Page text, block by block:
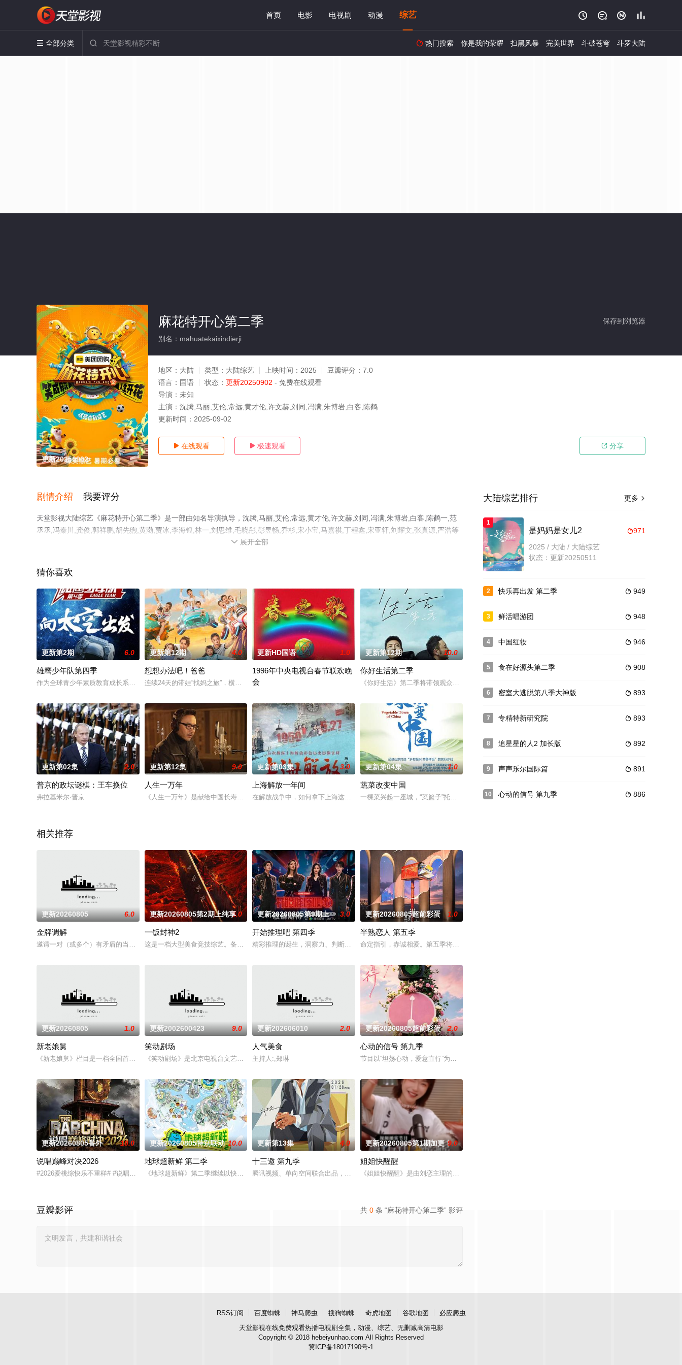
首页 电影 电视剧 动漫 综艺    
 全部分类   热门搜索 你是我的荣耀 扫黑风暴 完美世界 斗破苍穹 斗罗大陆
更新20250902
保存到浏览器
麻花特开心第二季
别名：mahuatekaixindierji
地区： 大陆 类型： 大陆综艺 上映时间： 2025 豆瓣评分： 7.0
语言： 国语 状态： 更新20250902 - 免费在线观看
导演： 未知
主演： 沈腾,马丽,艾伦,常远,黄才伦,许文赫,刘同,冯满,朱博岩,白客,陈鹤
更新时间： 2025-09-02
 在线观看  极速观看  分享
剧情介绍 我要评分
天堂影视大陆综艺《麻花特开心第二季》是一部由知名导演执导，沈腾,马丽,艾伦,常远,黄才伦,许文赫,刘同,冯满,朱博岩,白客,陈鹤一,范
丞丞,冯秦川,龚俊,郭祥鹏,胡先煦,黄渤,贾冰,李海银,林一,刘思维,毛晓彤,彭昱畅,乔杉,宋小宝,马嘉祺,丁程鑫,宋亚轩,刘耀文,张真源,严浩等
演员精彩演绎的大陆综艺，手机免费观看高清未删减完整版综艺节目就上天堂电影网，更多相关信息可移步至豆瓣综艺、电视猫或剧情网
 展开全部
猜你喜欢
更新第2期 6.0
雄鹰少年队第四季
作为全球青少年素质教育成长系列纪录片， 本季讲述了12位青少年离家千里，远赴欧洲探寻航天的奥秘！雄鹰少年们第一次尝试离开父母的身边，第一次独立去面对一个崭新的世界，独自踏上了13天的雄鹰蜕变之旅， 在
更新第12期 4.0
想想办法吧！爸爸
连续24天的带娃“找妈之旅”，横跨六个不同风景不同气候的地区，多种多样的生活体验与家庭磨合，五组家庭互相帮助一同解决难题，在寻找妈妈的路上不独行。
更新HD国语 1.0
1996年中央电视台春节联欢晚
会
1996年中央电视台春节联欢晚会由赵忠祥、倪萍（北京），程前、袁鸣（上海），张晓、周涛（西安）主持。
更新第12期 10.0
你好生活第二季
《你好生活》第二季将带领观众完成一场关于生活的旅行，以年轻活力的青春视角，展现生活之美，探寻生
更新第02集 2.0
普京的政坛谜棋：王车换位
弗拉基米尔·普京
更新第12集 9.0
人生一万年
《人生一万年》是献给中国长寿时代的100次田野调查、100个幸福样本、100种人生可能，节目用生动的语言和温暖的画风平等又仰望地对话百岁长者，关注鲜活个体刻骨铭心的生命
更新第03集 3.0
上海解放一年间
在解放战争中，如何拿下上海这座大城市是对中国共产党人的一道难关和考验。本片聚焦1949年5月到1950年5月的一年间，从政治、经济、社会
更新第04集 1.0
蔬菜改变中国
一棵菜兴起一座城，“菜篮子”托起“小康梦”。山东寿光作为“中国蔬菜之乡”，领风气之先，创造了设施农业
相关推荐
更新20260805 6.0
金牌调解
邀请一对（或多个）有矛盾的当事人进入演播室，主持人和人民调解员现场为当事人排忧解难，通过节目告诉观众面对纠纷的智慧和解决矛盾的艺术，将真实事件和综艺手段完美交融，塑造全新节目模式。节目中将大力体
更新20260805第2期上纯享5.0
一饭封神2
这是一档大型美食竞技综艺。备受观众期待的“封神厨房”再度启幕，从厨艺竞技进化为“点燃城市与大众味蕾的内容超级引擎”，以更大舞台、更强对决、更真人物、更热市场为支点，寻
更新20260805第9期上 3.0
开始推理吧 第四季
精彩推理的诞生，洞察力、判断力等是推理的关键，更少不了开推团的默契配合！接下来开推团还会在推理探险的路上继续向前！在推市的舞台上
更新20260805超前彩蛋 1.0
半熟恋人 第五季
命定指引，赤诚相爱。第五季将讲述十二位素人嘉宾的恋爱故事，他们历经命运选择、心动拉扯与现实抉择
更新20260805 1.0
新老娘舅
《新老娘舅》栏目是一档全国首创的调解类谈话节目，由新娱乐和上海市司法局联合制作。节目以调解百姓纠纷、营造和谐社会 《新老娘舅》栏目培养了一大批在社会上享有知名度，老百姓认可的“老娘
更新2002600423 9.0
笑动剧场
《笑动剧场》是北京电视台文艺节目中心唯一一档日播的“语言类”栏目。“强力推出”第一时段，独创“幽默评书”打造北京风格，“坚守稳固”第二时段，坚持有“亲和力”的专业化道路，“独具
更新202606010 2.0
人气美食
主持人:,郑琳
更新20260805超前彩蛋 2.0
心动的信号 第九季
节目以“坦荡心动，爱意直行”为核心主题，聚焦真诚直白的新式恋爱，告别无效拉扯，走进心动小屋，见证单
更新20260805番外 10.0
说唱巅峰对决2026
#2026爱桃综快乐不重样# #说唱十周年巅峰对决#全新升级归来，这次不止比技术，更要玩灵魂共振！最顶的舞台+最真的故事，让每个beat都成为年轻态度的发生器。十年巅峰，全新篇章，等你来见证！
更新20260805特别联动 10.0
地球超新鲜 第二季
《地球超新鲜》第二季继续以快乐解压为核心基调，开启“地球团”的快乐旅程。节目路线将继续延着地球的脉络，探索更全面的世界文化旅行和体验。节目以旅行+奇趣体验+游戏任务
更新第13集 4.0
十三邀 第九季
腾讯视频、单向空间联合出品，尤里卡工作室研创的《十三邀》第九季，迎来崭新的开始。在时代巨变中，尝试打破思想的悬浮，深入世界粗砺
更新20260805第1期加更 9.0
姐姐快醒醒
《姐姐快醒醒》是由刘恋主理的一档女性向视频播客节目，每期邀请一位有故事女性嘉宾来到刘恋家中，展
共 0 条 “麻花特开心第二季” 影评
豆瓣影评
更多 
大陆综艺排行
1
971
是妈妈是女儿2
2025 / 大陆 / 大陆综艺
状态：更新20250511
2  949
快乐再出发 第二季
3  948
鲜活唱游团
4  946
中国红妆
5  908
食在好源头第二季
6  893
密室大逃脱第八季大神版
7  893
专精特新研究院
8  892
追星星的人2 加长版
9  891
声声乐尔国际篇
10  886
心动的信号 第九季
RSS订阅 百度蜘蛛 神马爬虫 搜狗蜘蛛 奇虎地图 谷歌地图
必应爬虫
天堂影视在线免费观看热播电视剧全集，动漫、综艺、无删减高清电影
Copyright © 2018 hebeiyunhao.com All Rights Reserved
冀ICP备18017190号-1